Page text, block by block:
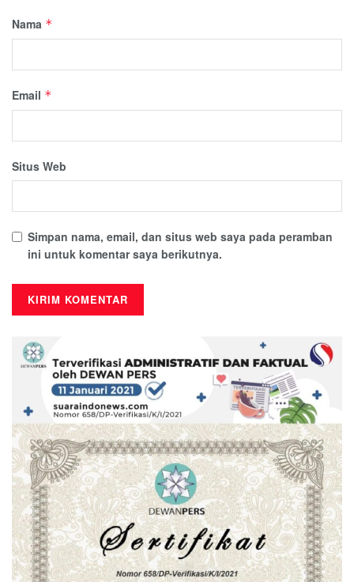
Nama *
Email *
Situs Web
Simpan nama, email, dan situs web saya pada peramban
ini untuk komentar saya berikutnya.